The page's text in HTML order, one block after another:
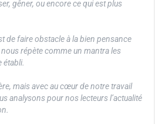
gêner, ou encore ce qui est plus
de faire obstacle à la bien pensance
répète comme un mantra les
établi.
mais avec au cœur de notre travail
analysons pour nos lecteurs l’actualité